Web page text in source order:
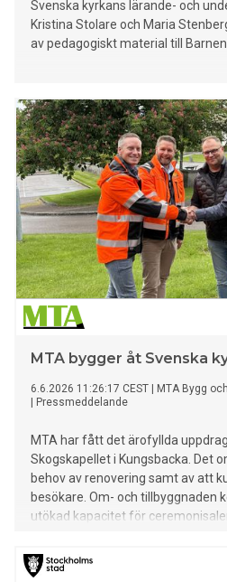
Svenska kyrkans lärande- och
Kristina Stolare och Maria
av pedagogiskt material till
MTA bygger åt Svenska
6.6.2026 11:26:17 CEST
MTA Bygg
Pressmeddelande
MTA har fått det ärofyllda
Skogskapellet i Kungsbacka. Det
behov av renovering samt av att
besökare. Om- och tillbyggnaden
utökad kapacitet för
tillgängligheten, såväl inne som
förbättras. Fasader och tak